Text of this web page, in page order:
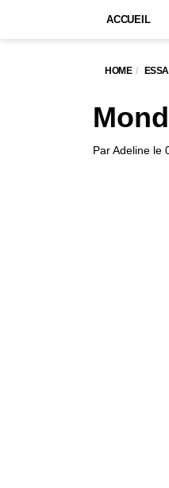
ACCUEIL
HOME ESSAI
ParAdeline le